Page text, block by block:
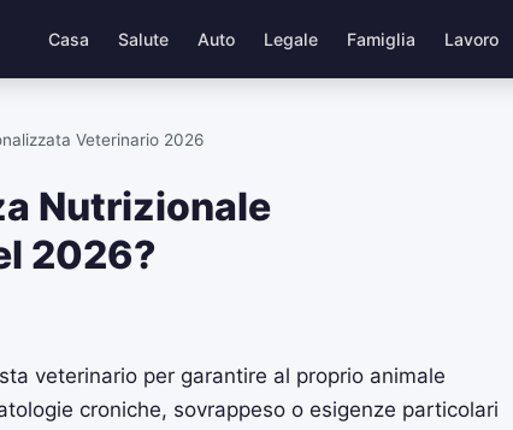
Casa Salute Auto Legale Famiglia Lavoro
Veterinario 2026
Nutrizionale
2026?
veterinario per garantire al proprio animale
croniche, sovrappeso o esigenze particolari